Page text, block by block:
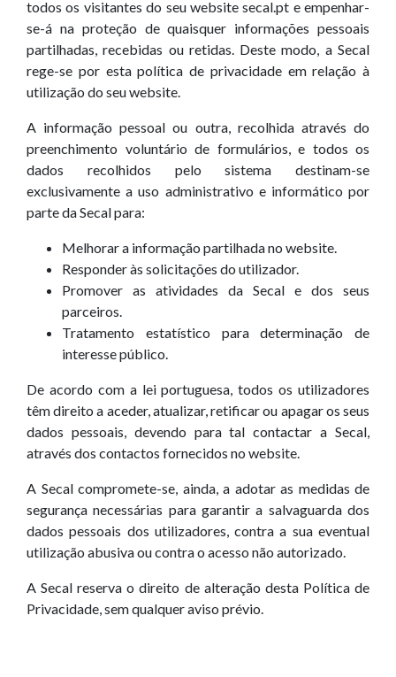
todos os visitantes do seu website secal.pt e empenhar-
se-á na proteção de quaisquer informações pessoais
partilhadas, recebidas ou retidas. Deste modo, a Secal
rege-se por esta política de privacidade em relação à
utilização do seu website.
A informação pessoal ou outra, recolhida através do
preenchimento voluntário de formulários, e todos os
dados recolhidos pelo sistema destinam-se
exclusivamente a uso administrativo e informático por
parte da Secal para:
Melhorar a informação partilhada no website.
Responder às solicitações do utilizador.
Promover as atividades da Secal e dos seus
parceiros.
Tratamento estatístico para determinação de
interesse público.
De acordo com a lei portuguesa, todos os utilizadores
têm direito a aceder, atualizar, retificar ou apagar os seus
dados pessoais, devendo para tal contactar a Secal,
através dos contactos fornecidos no website.
A Secal compromete-se, ainda, a adotar as medidas de
segurança necessárias para garantir a salvaguarda dos
dados pessoais dos utilizadores, contra a sua eventual
utilização abusiva ou contra o acesso não autorizado.
A Secal reserva o direito de alteração desta Política de
Privacidade, sem qualquer aviso prévio.